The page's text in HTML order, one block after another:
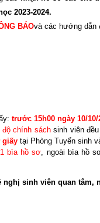
2023-2024.
BÁOvà các hướng dẫn
trước 15h00 ngày 10/10/
độ chính sáchsinh viên
giấy tại Phòng Tuyển sinh
1 bìa hồ sơ , ngoài bìa hồ
nghị sinh viên quan tâm,